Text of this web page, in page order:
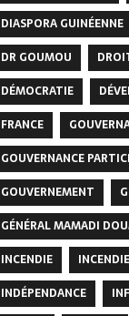
DIASPORA GUINÉENNE
DR GOUMOU
DÉMOCRATIE
FRANCE
GOUVERNANCE
GOUVERNEMENT
GÉNÉRAL MAMADI
INCENDIE
INDÉPENDANCE